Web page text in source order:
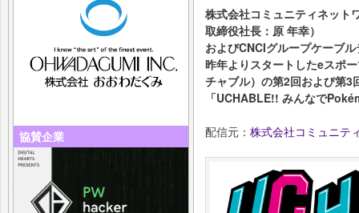
協賛企業
株式会社コミュニティネット
取締役社長：原 年幸）
およびCNCIグループケーブ
昨年よりスタートしたeスポ
チャブル）の第2回および第3
「UCHABLE!! みんなで
配信元： 株式会社コミュニテ